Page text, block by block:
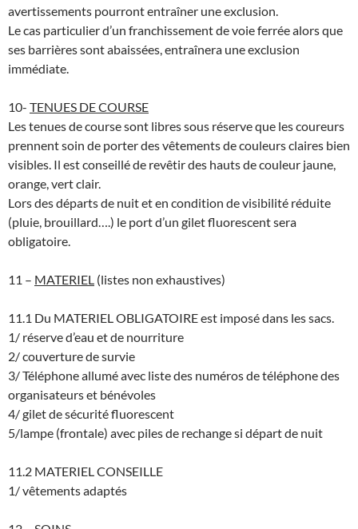
avertissements pourront entraîner une exclusion.
Le cas particulier d’un franchissement de voie ferrée alors que
ses barrières sont abaissées, entraînera une exclusion
immédiate.
10- TENUES DE COURSE
Les tenues de course sont libres sous réserve que les coureurs
prennent soin de porter des vêtements de couleurs claires bien
visibles. Il est conseillé de revêtir des hauts de couleur jaune,
orange, vert clair.
Lors des départs de nuit et en condition de visibilité réduite
(pluie, brouillard….) le port d’un gilet fluorescent sera
obligatoire.
11 – MATERIEL (listes non exhaustives)
11.1 Du MATERIEL OBLIGATOIRE est imposé dans les sacs.
1/ réserve d’eau et de nourriture
2/ couverture de survie
3/ Téléphone allumé avec liste des numéros de téléphone des
organisateurs et bénévoles
4/ gilet de sécurité fluorescent
5/lampe (frontale) avec piles de rechange si départ de nuit
11.2 MATERIEL CONSEILLE
1/ vêtements adaptés